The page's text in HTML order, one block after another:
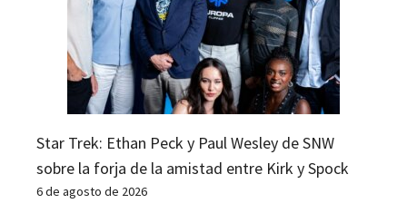
Star Trek: Ethan Peck y Paul Wesley de SNW
sobre la forja de la amistad entre Kirk y Spock
6 de agosto de 2026